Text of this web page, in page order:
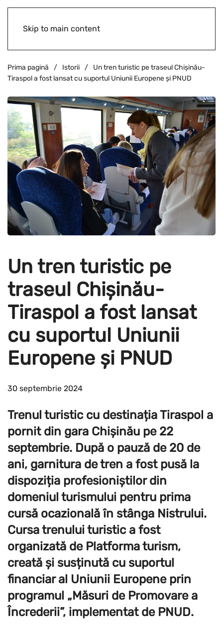
Skip to main content
Prima pagină Istorii
Un tren turistic pe traseul Chișinău-
Tiraspol a fost lansat cu suportul Uniunii Europene și PNUD
Un tren turistic pe
traseul Chișinău-
Tiraspol a fost lansat
cu suportul Uniunii
Europene și PNUD
30 septembrie 2024
Trenul turistic cu destinația Tiraspol a
pornit din gara Chișinău pe 22
septembrie. După o pauză de 20 de
ani, garnitura de tren a fost pusă la
dispoziția profesioniștilor din
domeniul turismului pentru prima
cursă ocazională în stânga Nistrului.
Cursa trenului turistic a fost
organizată de Platforma turism,
creată și susținută cu suportul
financiar al Uniunii Europene prin
programul „Măsuri de Promovare a
Încrederii”, implementat de PNUD.